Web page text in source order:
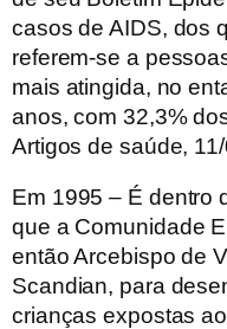
casos de AIDS, dos
referem-se a
mais atingida, no
anos, com 32,3%
Artigos de saúde,
Em 1995 – É dentro
que a Comunidade
então Arcebispo de
Scandian, para
crianças expostas